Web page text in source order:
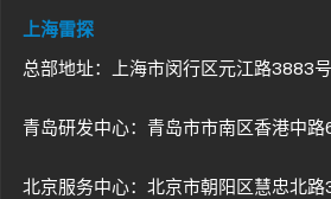
上海雷探
总部地址：上海市闵行区元江路3883号
青岛研发中心：青岛市市南区香港中路
北京服务中心：北京市朝阳区慧忠北路